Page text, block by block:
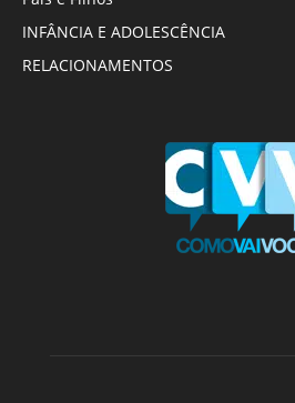
INFÂNCIA E ADOLESCÊNCIA
RELACIONAMENTOS